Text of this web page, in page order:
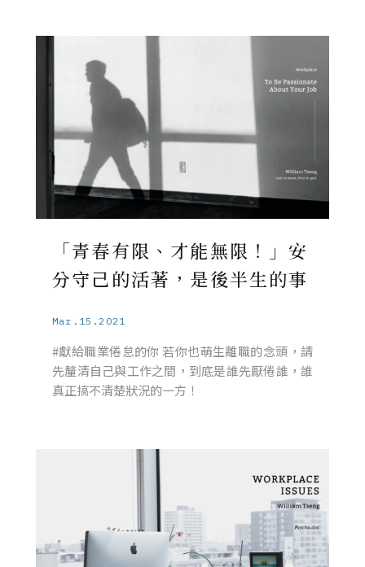
「青春有限、才能無限！」安
分守己的活著，是後半生的事
Mar.15.2021
#獻給職業倦怠的你 若你也萌生離職的念頭，請
先釐清自己與工作之間，到底是誰先厭倦誰，誰
真正搞不清楚狀況的一方！